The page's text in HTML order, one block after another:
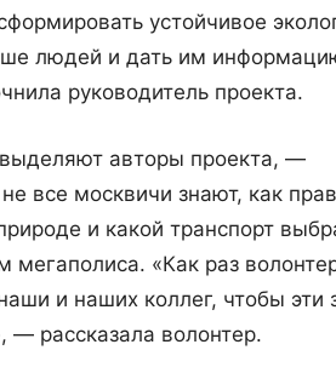
устойчивое
людей и дать им
руководитель проекта.
авторы проекта, —
все москвичи знают, как
и какой транспорт
«Как раз
и наших коллег, чтобы эти
— рассказала волонтер.